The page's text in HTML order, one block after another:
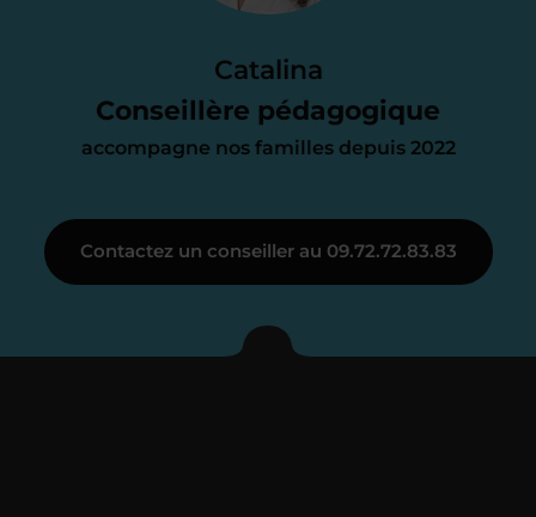
Catalina
Conseillère pédagogique
accompagne nos familles depuis 2022
parfait. À partir de maintenant nous
nous occupons de tout.
Je vous présente votre
enseignant sous 72
Contactez un conseiller au 09.72.72.83.83